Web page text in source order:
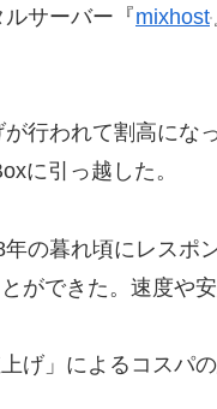
サーバー『mixhost
行われて割高にな
に引っ越した。
の暮れ頃にレスポ
ができた。速度や
げ」によるコスパ